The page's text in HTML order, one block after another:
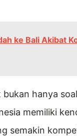
ke Bali Akibat
hanya
memiliki
semakin